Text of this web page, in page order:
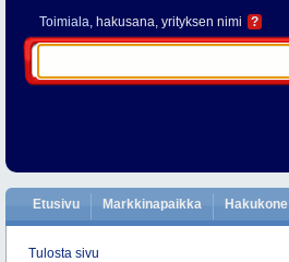
Toimiala, hakusana, yrityksen nimi ?
Etusivu Markkinapaikka Hakukone
Tulosta sivu